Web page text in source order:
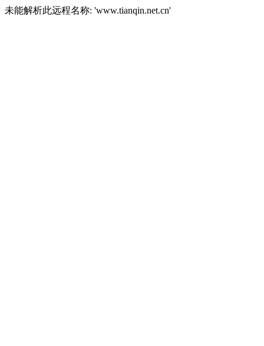
未能解析此远程名称: 'www.tianqin.net.cn'